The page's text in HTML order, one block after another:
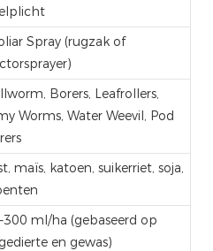
Spray (rugzak of
Borers, Leafrollers,
Worms, Water Weevil, Pod
maïs, katoen, suikerriet, soja,
ml/ha (gebaseerd op
en gewas)